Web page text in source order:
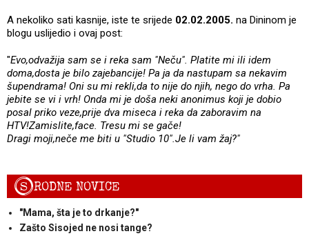
A nekoliko sati kasnije, iste te srijede 02.02.2005. na Dininom je
blogu uslijedio i ovaj post:
"Evo,odvažija sam se i reka sam "Neču". Platite mi ili idem
doma,dosta je bilo zajebancije! Pa ja da nastupam sa nekavim
šupendrama! Oni su mi rekli,da to nije do njih, nego do vrha. Pa
jebite se vi i vrh! Onda mi je doša neki anonimus koji je dobio
posal priko veze,prije dva miseca i reka da zaboravim na
HTV!Zamislite,face. Tresu mi se gače!
Dragi moji,neče me biti u "Studio 10".Je li vam žaj?"
SRODNE NOVICE
"Mama, šta je to drkanje?"
Zašto Sisojed ne nosi tange?